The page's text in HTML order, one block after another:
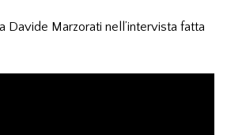
Davide Marzorati nell’intervista fatta